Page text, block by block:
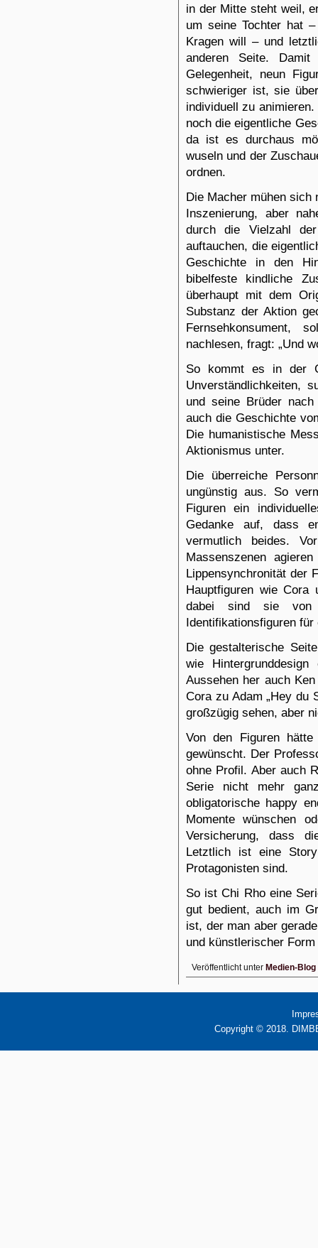
in der Mitte steht weil,
um seine Tochter hat
Kragen will – und
anderen Seite.
Gelegenheit, neun
schwieriger ist, sie
individuell zu
noch die eigentliche
da ist es durchaus
wuseln und der
ordnen.
Die Macher mühen sich
Inszenierung, aber
durch die Vielzahl
auftauchen, die
Geschichte in den
bibelfeste kindliche
überhaupt mit dem
Substanz der Aktion
nachlesen, fragt: „Und
So kommt es in der
Unverständlichkeiten,
und seine Brüder
auch die Geschichte
Die humanistische
Aktionismus unter.
Die überreiche
ungünstig aus. So
Figuren ein
Gedanke auf, dass
vermutlich beides.
Massenszenen
Lippensynchronität der
Hauptfiguren wie Cora
dabei sind sie von
Identifikationsfiguren
Die gestalterische
wie
Aussehen her auch
Cora zu Adam „Hey du
großzügig sehen, aber
Von den Figuren hätte
gewünscht. Der
ohne Profil. Aber auch
Serie nicht mehr
obligatorische happy
Momente wünschen
Versicherung, dass
Letztlich ist eine
Protagonisten sind.
So ist Chi Rho eine
gut bedient, auch im
ist, der man aber
und künstlerischer
Veröffentlicht unter Medien-Blog
Copyright © 2018.